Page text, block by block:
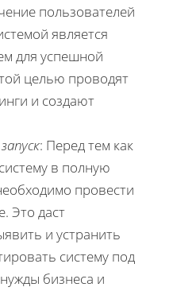
пользователей
является
для успешной
целью проводят
и создают
: Перед тем как
в полную
провести
Это даст
и устранить
систему под
бизнеса и